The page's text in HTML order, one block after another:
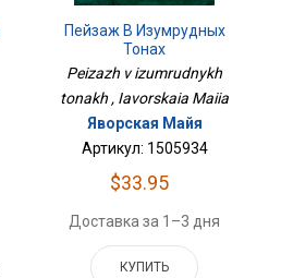
Пейзаж В Изумрудных
Тонах
Peizazh v izumrudnykh
tonakh , Iavorskaia Maiia
Яворская Майя
Артикул: 1505934
$33.95
Доставка за 1–3 дня
КУПИТЬ